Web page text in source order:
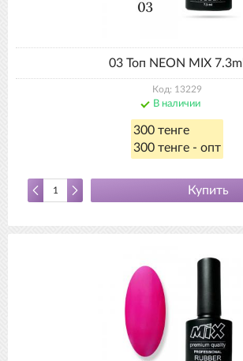
03 Топ NEON MIX 7.3ml
Код: 13229
В наличии
300 тенге
300 тенге - опт
Купить